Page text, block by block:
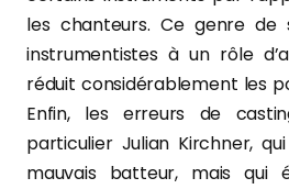
les chanteurs. Ce genre de
instrumentistes à un rôle
réduit considérablement les
Enfin, les erreurs de
particulier Julian Kirchner,
mauvais batteur, mais qui